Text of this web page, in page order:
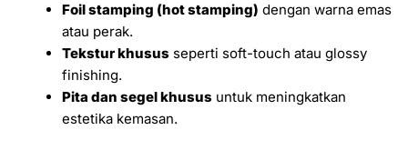
Foil stamping (hot stamping) dengan warna emas
atau perak.
Tekstur khusus seperti soft-touch atau glossy
finishing.
Pita dan segel khusus untuk meningkatkan
estetika kemasan.